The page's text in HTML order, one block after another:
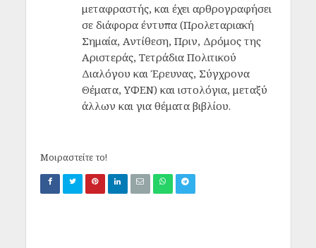
μεταφραστής, και έχει αρθρογραφήσει
σε διάφορα έντυπα (Προλεταριακή
Σημαία, Αντίθεση, Πριν, Δρόμος της
Αριστεράς, Τετράδια Πολιτικού
Διαλόγου και Έρευνας, Σύγχρονα
Θέματα, ΥΦΕΝ) και ιστολόγια, μεταξύ
άλλων και για θέματα βιβλίου.
Μοιραστείτε το!